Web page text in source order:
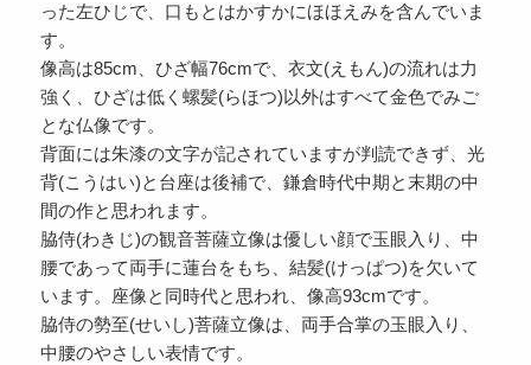
った左ひじで、口もとはかすかにほほえみを含んでいま
す。
像高は85cm、ひざ幅76cmで、衣文(えもん)の流れは力
強く、ひざは低く螺髪(らほつ)以外はすべて金色でみご
とな仏像です。
背面には朱漆の文字が記されていますが判読できず、光
背(こうはい)と台座は後補で、鎌倉時代中期と末期の中
間の作と思われます。
脇侍(わきじ)の観音菩薩立像は優しい顔で玉眼入り、中
腰であって両手に蓮台をもち、結髪(けっぱつ)を欠いて
います。座像と同時代と思われ、像高93cmです。
脇侍の勢至(せいし)菩薩立像は、両手合掌の玉眼入り、
中腰のやさしい表情です。